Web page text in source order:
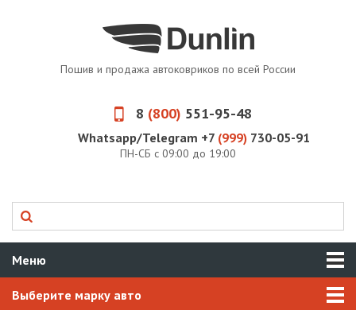
Пошив и продажа автоковриков по всей России
8 (800) 551-95-48
Whatsapp/Telegram +7 (999) 730-05-91
ПН-СБ с 09:00 до 19:00
Меню
Выберите марку авто